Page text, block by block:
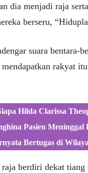
dia menjadi raja
berseru,
suara bentara-
rakyat
Hilda Clarissa
Pasien Meninggal
Bertugas di
berdiri dekat tiang